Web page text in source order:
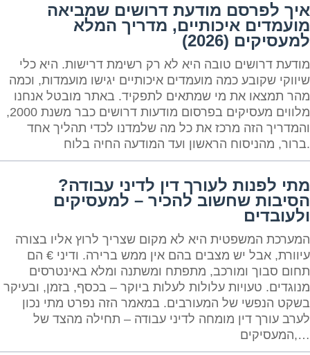
איך לפרסם מודעת דרושים שמביאה
מועמדים איכותיים, מדריך המלא
למעסיקים (2026)
מודעת דרושים טובה היא לא רק רשימת דרישות. היא כלי
שיווקי שקובע כמה מועמדים איכותיים יגישו מועמדות, וכמה
מהר תמצאו את מי שמתאים לתפקיד. באתר מובטל אנחנו
מלווים מעסיקים בפרסום מודעות דרושים כבר משנת 2000,
והמדריך הזה מרכז את כל מה שלמדנו לכדי תהליך אחד
ברור, מהניסוח הראשון ועד המודעה החיה בלוח.
מתי לפנות לעורך דין לדיני עבודה?
הסיבות שחשוב להכיר – למעסיקים
ולעובדים
המערכת המשפטית היא לא מקום שצריך לרוץ אליו בצורה
עיוורת, אבל יש מצבים בהם אין ממש ברירה. ודיני € הם
תחום סבוך ומורכב, מתפתח ומשתנה ומלא באינטרסים
מנוגדים. טעויות עלולות לעלות ביוקר – בכסף, בזמן, ובעיקר
בשקט הנפשי של המעורבים. במאמר הזה נפרט מתי נכון
לערב עורך דין מומחה לדיני עבודה – תחילה מהצד של
המעסיקים,…